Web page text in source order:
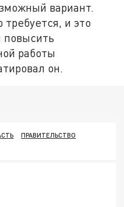
вариант.
и это
повысить
работы
он.
ПРАВИТЕЛЬСТВО